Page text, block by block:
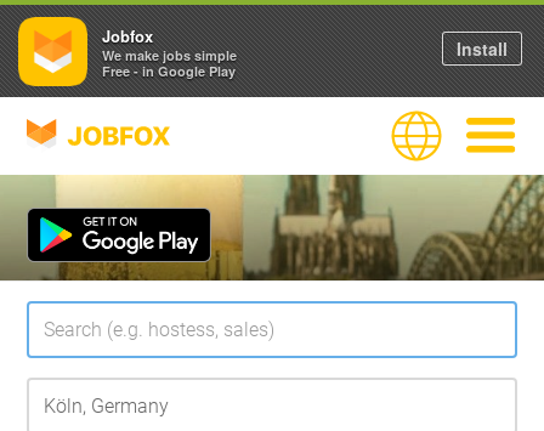
JOBFOX Navigate
Language
Jobfox
We make jobs simple
Free - in Google Play
Install